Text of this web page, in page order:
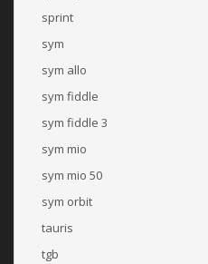
sprint
sym
sym allo
sym fiddle
sym fiddle 3
sym mio
sym mio 50
sym orbit
tauris
tgb